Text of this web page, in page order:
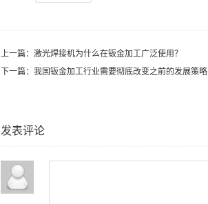
上一篇： 激光焊接机为什么在钣金加工广泛使用？
下一篇： 我国钣金加工行业需要彻底改变之前的发展策略
发表评论